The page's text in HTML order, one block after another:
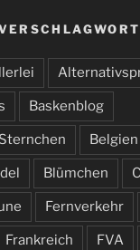
Baskenblog
Belgien
Blümchen
Fernverkehr
Frankreich FVA